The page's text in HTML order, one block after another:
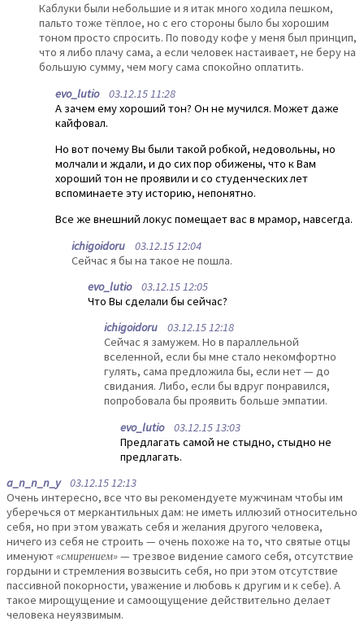
Каблуки были небольшие и я итак много ходила пешком,
пальто тоже тёплое, но с его стороны было бы хорошим
тоном просто спросить. По поводу кофе у меня был принцип,
что я либо плачу сама, а если человек настаивает, не беру на
большую сумму, чем могу сама спокойно оплатить.
evo_lutio03.12.15 11:28
А зачем ему хороший тон? Он не мучился. Может даже
кайфовал.
Но вот почему Вы были такой робкой, недовольны, но
молчали и ждали, и до сих пор обижены, что к Вам
хороший тон не проявили и со студенческих лет
вспоминаете эту историю, непонятно.
Все же внешний локус помещает вас в мрамор, навсегда.
ichigoidoru 03.12.15 12:04
Сейчас я бы на такое не пошла.
evo_lutio03.12.15 12:05
Что Вы сделали бы сейчас?
ichigoidoru 03.12.15 12:18
Сейчас я замужем. Но в параллельной
вселенной, если бы мне стало некомфортно
гулять, сама предложила бы, если нет — до
свидания. Либо, если бы вдруг понравился,
попробовала бы проявить больше эмпатии.
evo_lutio03.12.15 13:03
Предлагать самой не стыдно, стыдно не
предлагать.
a_n_n_n_y03.12.15 12:13
Очень интересно, все что вы рекомендуете мужчинам чтобы им
уберечься от меркантильных дам: не иметь иллюзий относительно
себя, но при этом уважать себя и желания другого человека,
ничего из себя не строить — очень похоже на то, что святые отцы
именуют«смирением»— трезвое видение самого себя, отсутствие
гордыни и стремления возвысить себя, но при этом отсутствие
пассивной покорности, уважение и любовь к другим и к себе). А
такое мирощущение и самоощущение действительно делает
человека неуязвимым.